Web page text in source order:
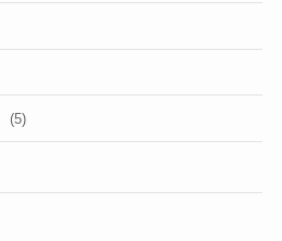
(5)